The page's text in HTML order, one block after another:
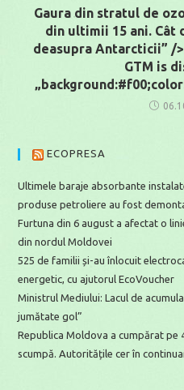
Gaura din stratul de
din ultimii 15 ani. Cât
deasupra Antarcticii” />
GTM is
ECOPRESA
Ultimele baraje absorbante
produse petroliere au fost
Furtuna din 6 august a afectat o
din nordul Moldovei
525 de familii și-au înlocuit
energetic, cu ajutorul EcoVoucher
Ministrul Mediului: Lacul de
jumătate gol”
Republica Moldova a cumpărat pe
scumpă. Autoritățile cer în